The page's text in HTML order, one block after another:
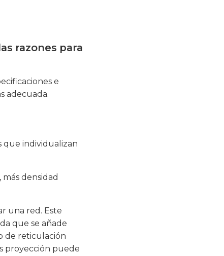
razones para
e
adecuada.
que individualizan
densidad
una red. Este
que se añade
de reticulación
proyección puede